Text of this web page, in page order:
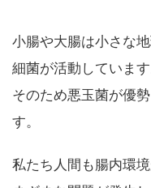
小腸や大腸は小さな
細菌が活動しています
そのため悪玉菌が優
す。
私たち人間も腸内環